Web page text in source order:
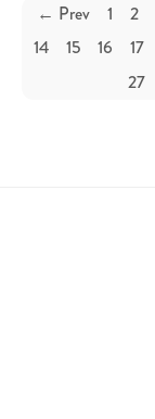
← Prev 1 2
14
15 16 17
27